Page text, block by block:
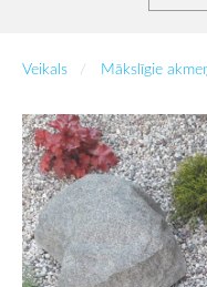
Veikals Mākslīgie